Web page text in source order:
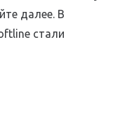
далее. В
стали